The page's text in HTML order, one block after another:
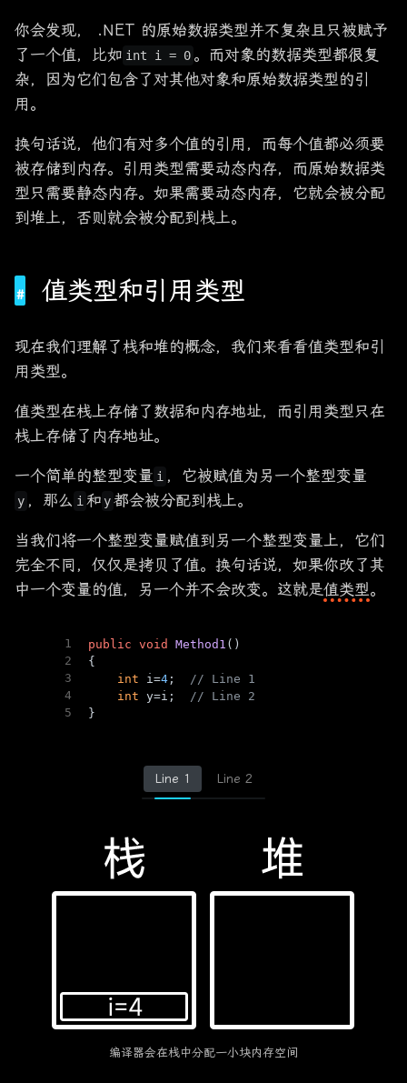
你会发现， .NET 的原始数据类型并不复杂且只被赋予
了一个值，比如 int i = 0 。而对象的数据类型都很复
杂，因为它们包含了对其他对象和原始数据类型的引
用。
换句话说，他们有对多个值的引用，而每个值都必须要
被存储到内存。引用类型需要动态内存，而原始数据类
型只需要静态内存。如果需要动态内存，它就会被分配
到堆上，否则就会被分配到栈上。
值类型和引用类型
现在我们理解了栈和堆的概念，我们来看看值类型和引
用类型。
值类型在栈上存储了数据和内存地址，而引用类型只在
栈上存储了内存地址。
一个简单的整型变量 i ，它被赋值为另一个整型变量
y ，那么 i 和 y 都会被分配到栈上。
当我们将一个整型变量赋值到另一个整型变量上，它们
完全不同，仅仅是拷贝了值。换句话说，如果你改了其
中一个变量的值，另一个并不会改变。这就是值类型。
1
2
3
4
5
public void Method1 ()
{
int i=4 ;
// Line 1
int y=i;
// Line 2
}
Line 1 Line 2
编译器会在栈中分配一小块内存空间